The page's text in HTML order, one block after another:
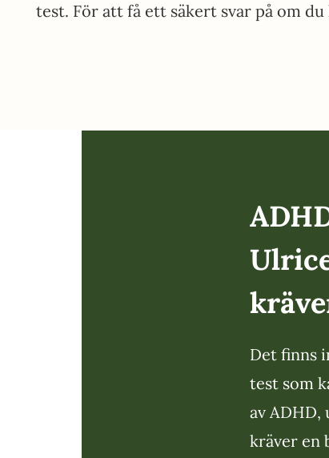
test. För att få ett säkert svar på om
Det finns
test som
av
kräver en